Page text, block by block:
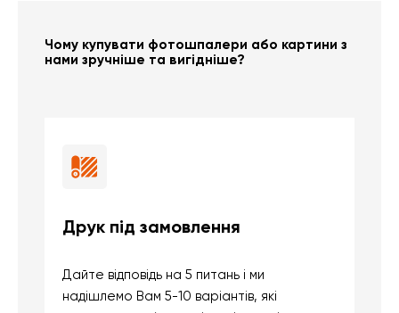
Чому купувати фотошпалери або картини з
нами зручніше та вигідніше?
Друк під замовлення
Дайте відповідь на 5 питань і ми
надішлемо Вам 5-10 варіантів, які